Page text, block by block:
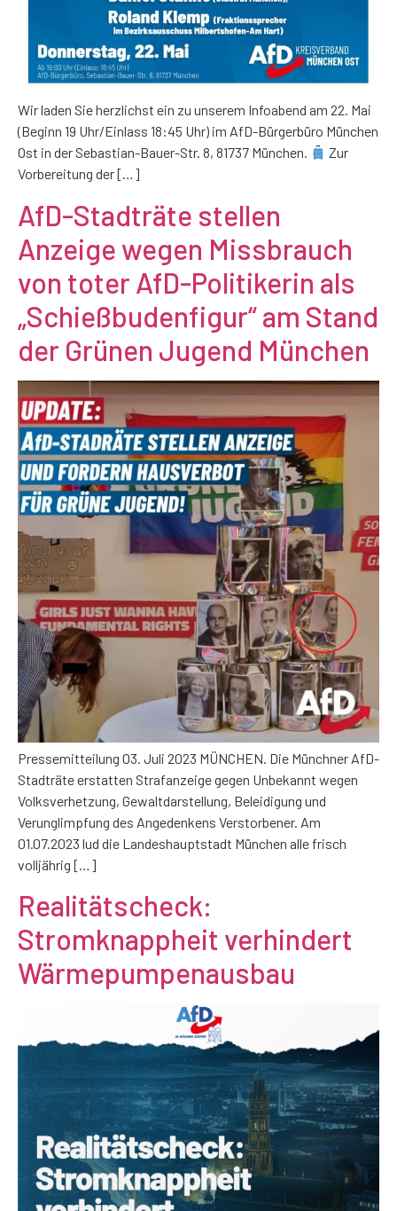
Wir laden Sie herzlichst ein zu unserem Infoabend am 22. Mai
(Beginn 19 Uhr/Einlass 18:45 Uhr) im AfD-Bürgerbüro München
Ost in der Sebastian-Bauer-Str. 8, 81737 München.
Zur
Vorbereitung der […]
AfD-Stadträte stellen
Anzeige wegen Missbrauch
von toter AfD-Politikerin als
„Schießbudenfigur“ am Stand
der Grünen Jugend München
Pressemitteilung 03. Juli 2023 MÜNCHEN. Die Münchner AfD-
Stadträte erstatten Strafanzeige gegen Unbekannt wegen
Volksverhetzung, Gewaltdarstellung, Beleidigung und
Verunglimpfung des Angedenkens Verstorbener. Am
01.07.2023 lud die Landeshauptstadt München alle frisch
volljährig […]
Realitätscheck:
Stromknappheit verhindert
Wärmepumpenausbau